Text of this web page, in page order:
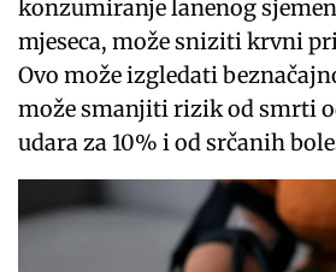
konzumiranje lanenog
mjeseca, može sniziti krvni
Ovo može izgledati
može smanjiti rizik od smrti
udara za 10% i od srčanih